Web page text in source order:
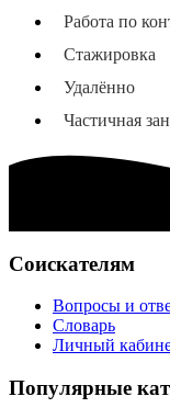
Работа по
Стажировка
Удалённо
Частичная
Соискателям
Вопросы и
Словарь
Личный
Популярные